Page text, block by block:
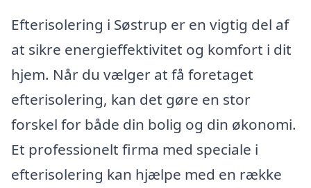
Efterisolering i Søstrup er en vigtig del af
at sikre energieffektivitet og komfort i dit
hjem. Når du vælger at få foretaget
efterisolering, kan det gøre en stor
forskel for både din bolig og din økonomi.
Et professionelt firma med speciale i
efterisolering kan hjælpe med en række